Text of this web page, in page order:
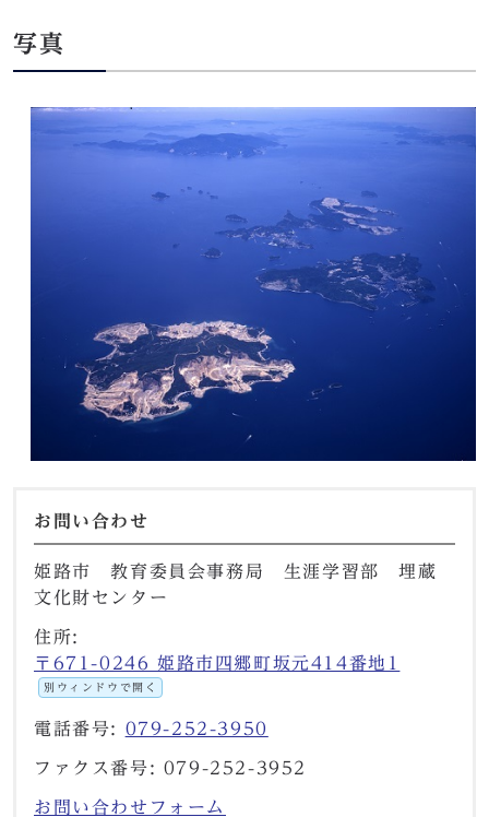
写真
お問い合わせ
姫路市 教育委員会事務局 生涯学習部 埋蔵
文化財センター
住所:
〒671-0246 姫路市四郷町坂元414番地1
別ウィンドウで開く
電話番号: 079-252-3950
ファクス番号: 079-252-3952
お問い合わせフォーム